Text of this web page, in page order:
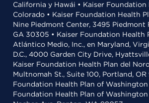
California y Hawái • Kaiser Foundation
Colorado • Kaiser Foundation Health
Nine Piedmont Center, 3495 Piedmont
GA 30305 • Kaiser Foundation Health
Atlántico Medio, Inc., en Maryland,
D.C., 4000 Garden City Drive,
Kaiser Foundation Health Plan del
Multnomah St., Suite 100, Portland, OR
Foundation Health Plan of
Foundation Health Plan of Washington